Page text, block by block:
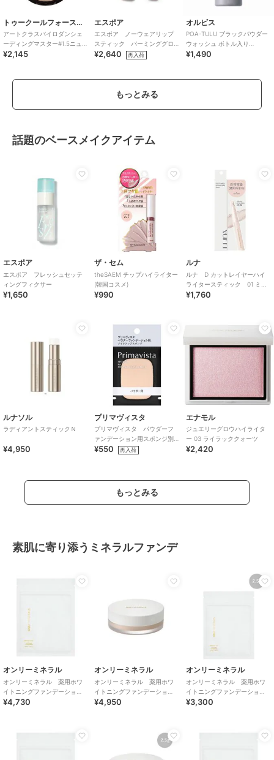
トゥークールフォースクール
アートクラスバイロダンシェ
ーディングマスター#1.5ニュー
トラル (韓国コスメ)
¥2,145
エスポア
エスポア ノーウェアリップ
スティック バーミンググロ
ー ０２ ベリーコア
¥2,640 再入荷
オルビス
POA-TULU ブラックパウダー
ウォッシュ ボトル入り
50g（酵素洗顔料）
¥1,490
もっとみる
話題のベースメイクアイテム
エスポア
エスポア フレッシュセッテ
ィングフィクサー
¥1,650
ザ・セム
theSAEM チップハイライター
(韓国コスメ)
¥990
ルナ
ルナ D カットレイヤーハイ
ライタースティック 01 ミル
キービーム
¥1,760
ルナソル
ラディアントスティックＮ
¥4,950
プリマヴィスタ
プリマヴィスタ パウダーフ
ァンデーション用スポンジ別
売り
¥550 再入荷
エナモル
ジュエリーグロウハイライタ
ー 03 ライラッククォーツ
¥2,420
もっとみる
素肌に寄り添うミネラルファンデ
オンリーミネラル
オンリーミネラル 薬用ホワ
イトニングファンデーショ
ン 5g ヘルシーオークル<詰
¥4,730
オンリーミネラル
オンリーミネラル 薬用ホワ
イトニングファンデーショ
ン 5g ヘルシーオークル
¥4,950
オンリーミネラル
オンリーミネラル 薬用ホワ
イトニングファンデーショ
ン 2.5g ヘルシーオークル<
¥3,300